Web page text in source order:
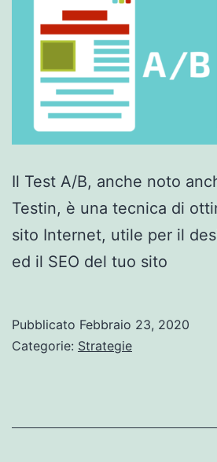
Il Test A/B, anche noto
Testin, è una tecnica di
sito Internet, utile per il
ed il SEO del tuo sito
Pubblicato Febbraio 23, 2020
Categorie: Strategie